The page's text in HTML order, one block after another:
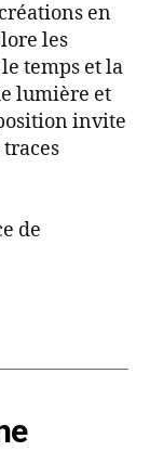
en
les
temps et la
lumière et
invite
de